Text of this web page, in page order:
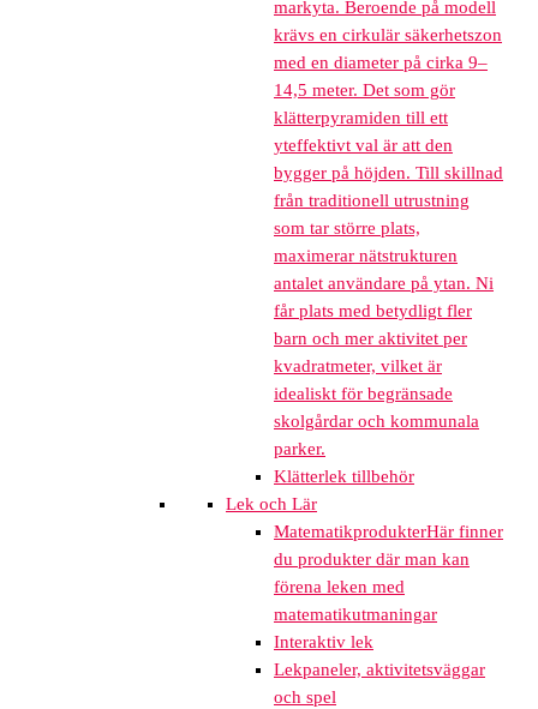
markyta. Beroende på modell
krävs en cirkulär säkerhetszon
med en diameter på cirka 9–
14,5 meter. Det som gör
klätterpyramiden till ett
yteffektivt val är att den
bygger på höjden. Till skillnad
från traditionell utrustning
som tar större plats,
maximerar nätstrukturen
antalet användare på ytan. Ni
får plats med betydligt fler
barn och mer aktivitet per
kvadratmeter, vilket är
idealiskt för begränsade
skolgårdar och kommunala
parker.
Klätterlek tillbehör
Lek och Lär
MatematikprodukterHär finner
du produkter där man kan
förena leken med
matematikutmaningar
Interaktiv lek
Lekpaneler, aktivitetsväggar
och spel